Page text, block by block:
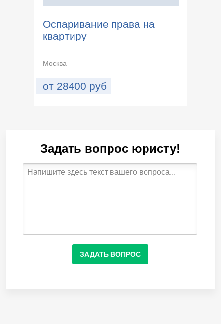
Оспаривание права на
квартиру
Москва
от 28400 руб
Задать вопрос юристу!
ЗАДАТЬ ВОПРОС